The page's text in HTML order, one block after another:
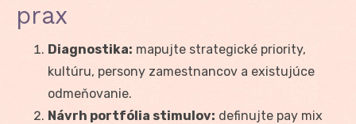
prax
Diagnostika: mapujte strategické priority,
kultúru, persony zamestnancov a existujúce
odmeňovanie.
Návrh portfólia stimulov: definujte pay mix